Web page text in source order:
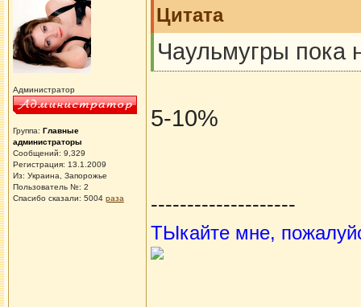
Администратор
Группа: Главные
администраторы
Сообщений: 9,329
Регистрация: 13.1.2009
Из: Украина, Запорожье
Пользователь №: 2
Спасибо сказали: 5004 раза
Цитата
Чаульмугры пока
5-10%
--------------------
ТЫкайте мне,